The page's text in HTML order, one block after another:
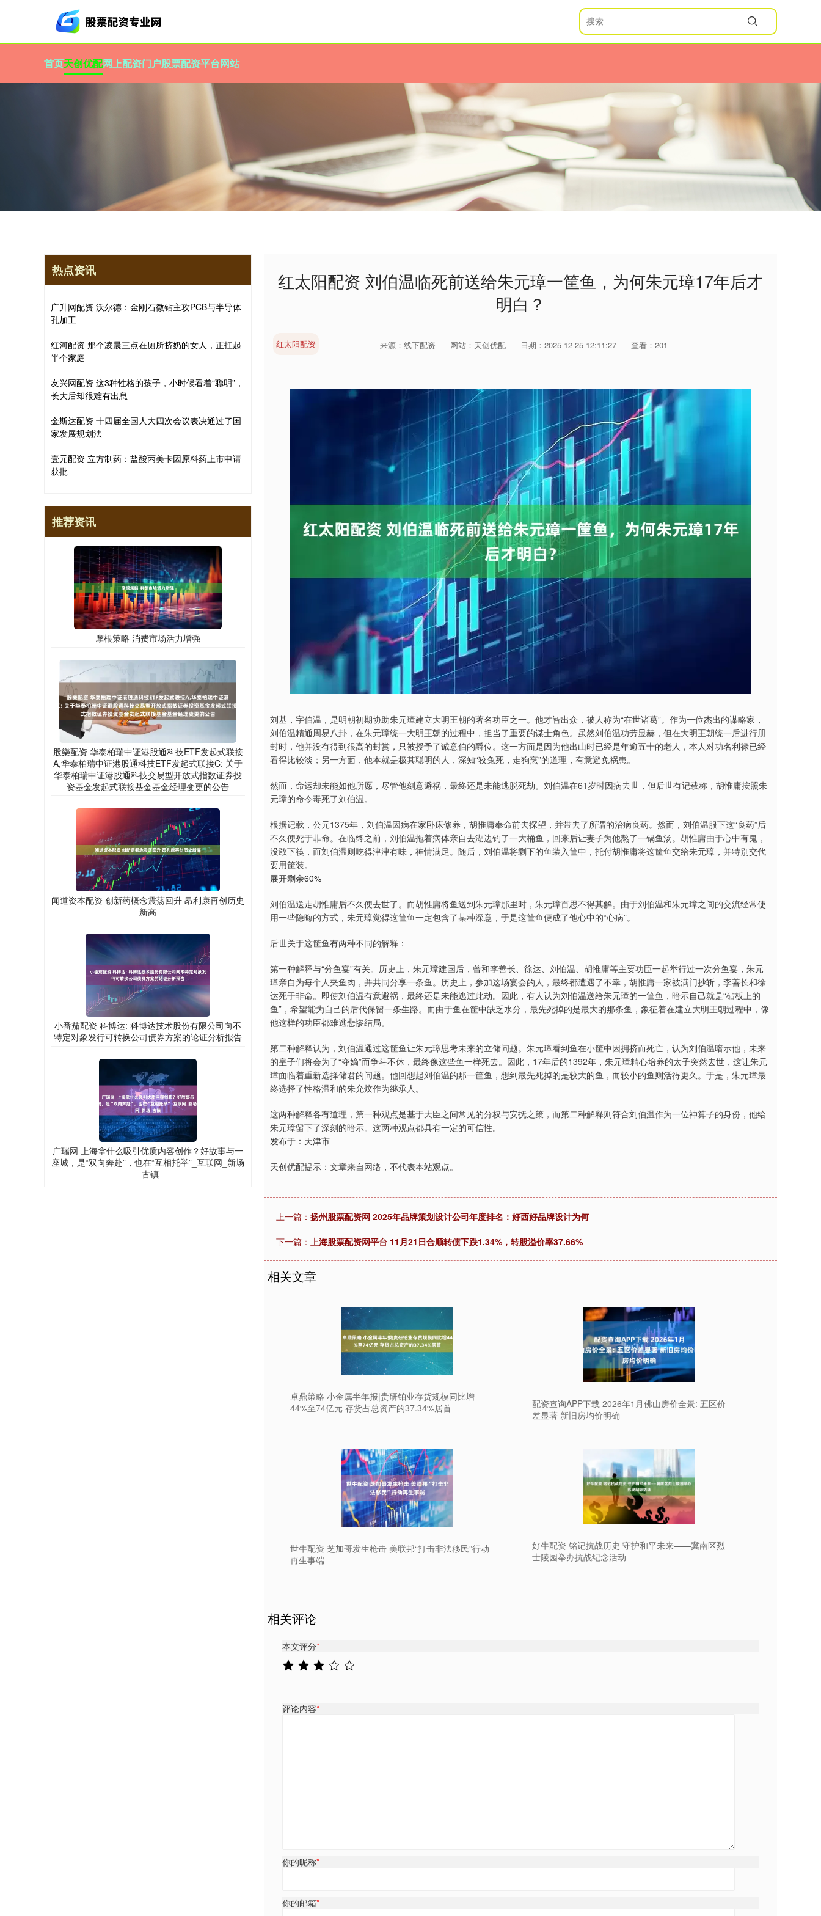
首页天创优配网上配资门户股票配资平台网站
红太阳配资 刘伯温临死前送给朱元璋一筐鱼，为何朱元璋17年后才
明白？
红太阳配资 来源：线下配资 网站：天创优配 日期：2025-12-25 12:11:27 查看：201
刘基，字伯温，是明朝初期协助朱元璋建立大明王朝的著名功臣之一。他才智出众，被人称为“在世诸葛”。作为一位杰出的谋略家，
刘伯温精通周易八卦，在朱元璋统一大明王朝的过程中，担当了重要的谋士角色。虽然刘伯温功劳显赫，但在大明王朝统一后进行册
封时，他并没有得到很高的封赏，只被授予了诚意伯的爵位。这一方面是因为他出山时已经是年逾五十的老人，本人对功名利禄已经
看得比较淡；另一方面，他本就是极其聪明的人，深知“狡兔死，走狗烹”的道理，有意避免祸患。
然而，命运却未能如他所愿，尽管他刻意避祸，最终还是未能逃脱死劫。刘伯温在61岁时因病去世，但后世有记载称，胡惟庸按照朱
元璋的命令毒死了刘伯温。
根据记载，公元1375年，刘伯温因病在家卧床修养，胡惟庸奉命前去探望，并带去了所谓的治病良药。然而，刘伯温服下这“良药”后
不久便死于非命。在临终之前，刘伯温拖着病体亲自去湖边钓了一大桶鱼，回来后让妻子为他熬了一锅鱼汤。胡惟庸由于心中有鬼，
没敢下筷，而刘伯温则吃得津津有味，神情满足。随后，刘伯温将剩下的鱼装入筐中，托付胡惟庸将这筐鱼交给朱元璋，并特别交代
要用筐装。
展开剩余60%
刘伯温送走胡惟庸后不久便去世了。而胡惟庸将鱼送到朱元璋那里时，朱元璋百思不得其解。由于刘伯温和朱元璋之间的交流经常使
用一些隐晦的方式，朱元璋觉得这筐鱼一定包含了某种深意，于是这筐鱼便成了他心中的“心病”。
后世关于这筐鱼有两种不同的解释：
第一种解释与“分鱼宴”有关。历史上，朱元璋建国后，曾和李善长、徐达、刘伯温、胡惟庸等主要功臣一起举行过一次分鱼宴，朱元
璋亲自为每个人夹鱼肉，并共同分享一条鱼。历史上，参加这场宴会的人，最终都遭遇了不幸，胡惟庸一家被满门抄斩，李善长和徐
达死于非命。即使刘伯温有意避祸，最终还是未能逃过此劫。因此，有人认为刘伯温送给朱元璋的一筐鱼，暗示自己就是“砧板上的
鱼”，希望能为自己的后代保留一条生路。而由于鱼在筐中缺乏水分，最先死掉的是最大的那条鱼，象征着在建立大明王朝过程中，像
他这样的功臣都难逃悲惨结局。
第二种解释认为，刘伯温通过这筐鱼让朱元璋思考未来的立储问题。朱元璋看到鱼在小筐中因拥挤而死亡，认为刘伯温暗示他，未来
的皇子们将会为了“夺嫡”而争斗不休，最终像这些鱼一样死去。因此，17年后的1392年，朱元璋精心培养的太子突然去世，这让朱元
璋面临着重新选择储君的问题。他回想起刘伯温的那一筐鱼，想到最先死掉的是较大的鱼，而较小的鱼则活得更久。于是，朱元璋最
终选择了性格温和的朱允炆作为继承人。
这两种解释各有道理，第一种观点是基于大臣之间常见的分权与安抚之策，而第二种解释则符合刘伯温作为一位神算子的身份，他给
朱元璋留下了深刻的暗示。这两种观点都具有一定的可信性。
发布于：天津市
天创优配提示：文章来自网络，不代表本站观点。
上一篇： 扬州股票配资网 2025年品牌策划设计公司年度排名：好西好品牌设计为何
下一篇： 上海股票配资网平台 11月21日合顺转债下跌1.34%，转股溢价率37.66%
相关文章
卓鼎策略 小金属半年报|贵研铂业存货规模同比增
44%至74亿元 存货占总资产的37.34%居首
配资查询APP下载 2026年1月佛山房价全景: 五区价
差显著 新旧房均价明确
世牛配资 芝加哥发生枪击 美联邦“打击非法移民”行动
再生事端
好牛配资 铭记抗战历史 守护和平未来——冀南区烈
士陵园举办抗战纪念活动
相关评论
本文评分*
评论内容*
你的昵称*
你的邮箱*
热点资讯
广升网配资 沃尔德：金刚石微钻主攻PCB与半导体
孔加工
红河配资 那个凌晨三点在厕所挤奶的女人，正扛起
半个家庭
友兴网配资 这3种性格的孩子，小时候看着“聪明”，
长大后却很难有出息
金斯达配资 十四届全国人大四次会议表决通过了国
家发展规划法
壹元配资 立方制药：盐酸丙美卡因原料药上市申请
获批
推荐资讯
摩根策略 消费市场活力增强
股樂配资 华泰柏瑞中证港股通科技ETF发起式联接
A,华泰柏瑞中证港股通科技ETF发起式联接C: 关于
华泰柏瑞中证港股通科技交易型开放式指数证券投
资基金发起式联接基金基金经理变更的公告
闻道资本配资 创新药概念震荡回升 昂利康再创历史
新高
小番茄配资 科博达: 科博达技术股份有限公司向不
特定对象发行可转换公司债券方案的论证分析报告
广瑞网 上海拿什么吸引优质内容创作？好故事与一
座城，是“双向奔赴”，也在“互相托举”_互联网_新场
_古镇